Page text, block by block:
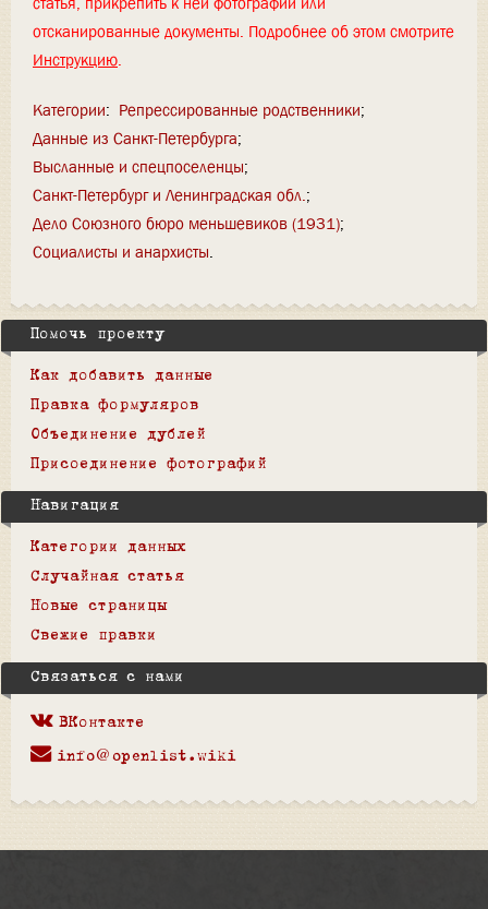
отсканированные документы. Подробнее об этом смотрите
Инструкцию.
Категории: Репрессированные родственники
Данные из Санкт-Петербурга
Высланные и спецпоселенцы
Санкт-Петербург и Ленинградская обл.
Дело Союзного бюро меньшевиков (1931)
Социалисты и анархисты
Помочь проекту
Как добавить данные
Правка формуляров
Объединение дублей
Присоединение фотографий
Навигация
Категории данных
Случайная статья
Новые страницы
Свежие правки
Связаться с нами
ВКонтакте
info@openlist.wiki